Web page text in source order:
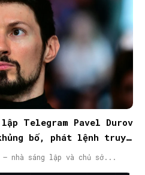
Telegram Pavel Durov
bố, phát lệnh truy
nhà sáng lập và chủ sở...